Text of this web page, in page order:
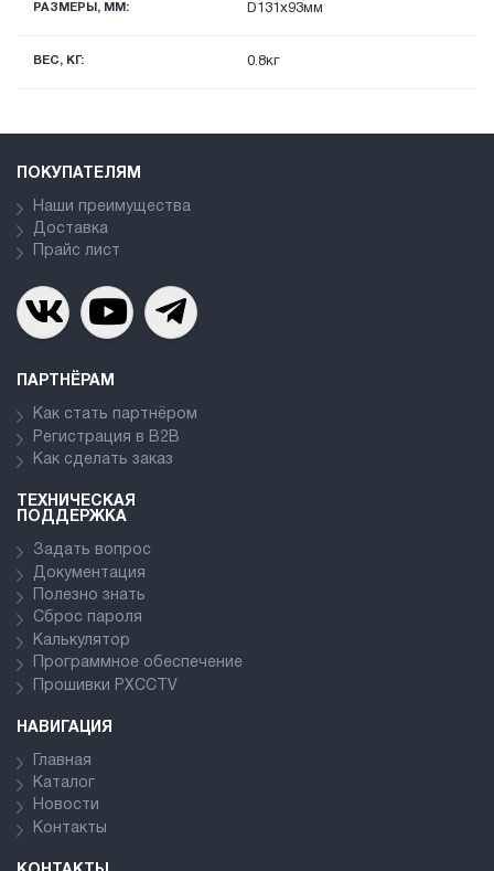
РАЗМЕРЫ, ММ: D131х93мм
ВЕС, КГ: 0.8кг
ПОКУПАТЕЛЯМ
Наши преимущества
Доставка
Прайс лист
ПАРТНЁРАМ
Как стать партнёром
Регистрация в В2В
Как сделать заказ
ТЕХНИЧЕСКАЯ
ПОДДЕРЖКА
Задать вопрос
Документация
Полезно знать
Сброс пароля
Калькулятор
Программное обеспечение
Прошивки PXCCTV
НАВИГАЦИЯ
Главная
Каталог
Новости
Контакты